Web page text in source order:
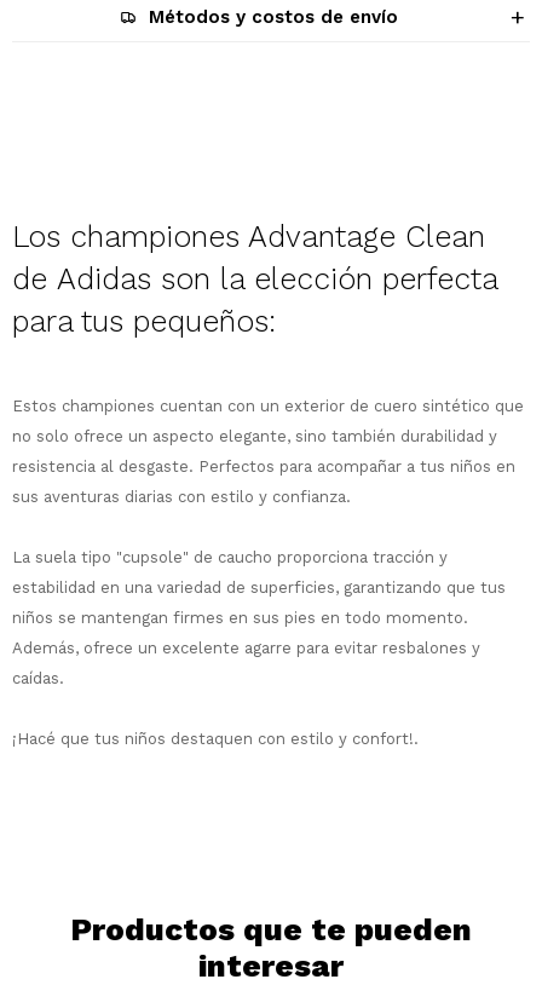
Métodos y costos de envío
Los championes Advantage Clean
de Adidas son la elección perfecta
para tus pequeños:
Estos championes cuentan con un exterior de cuero sintético que
no solo ofrece un aspecto elegante, sino también durabilidad y
resistencia al desgaste. Perfectos para acompañar a tus niños en
sus aventuras diarias con estilo y confianza.
La suela tipo "cupsole" de caucho proporciona tracción y
estabilidad en una variedad de superficies, garantizando que tus
niños se mantengan firmes en sus pies en todo momento.
Además, ofrece un excelente agarre para evitar resbalones y
caídas.
¡Hacé que tus niños destaquen con estilo y confort!.
Productos que te pueden
interesar
Comprá ahora y Pagá
cuotas y sin tocar tu
tarjeta de crédito
Comprá en 3 cuotas sin recargo o hasta
en 12 cuotas * ¡Solo con tu cédula!
* sujeto aprobación crediticia.
Verifica si estás calificado para comprar
Cédula de identidad
Celular
Después.
que prefieras!
Elegí tus productos preferidos
disponible puede variar por comercio
Ups!
Parece que no tenes oferta, lamentamos
el inconveniente, por cualquier duda
contactanos en
preguntas@pagodespues.com.uy
¡Algo salió mal!
Por favor intenta nuevamente mas tarde.